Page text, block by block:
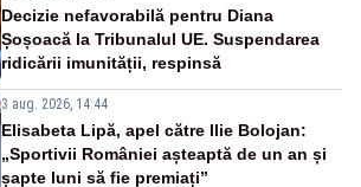
Decizie nefavorabilă pentru Diana
Șoșoacă la Tribunalul UE. Suspendarea
ridicării imunității, respinsă
3 aug. 2026, 14:44
Elisabeta Lipă, apel către Ilie Bolojan:
„Sportivii României așteaptă de un an și
șapte luni să fie premiați”